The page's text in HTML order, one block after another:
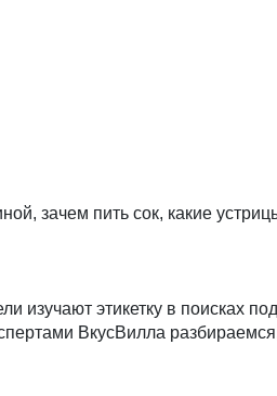
зачем пить сок, какие
изучают этикетку в поисках
ВкусВилла